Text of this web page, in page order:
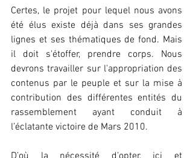
Certes, le projet pour lequel nous avons
été élus existe déjà dans ses grandes
lignes et ses thématiques de fond. Mais
il doit s'étoffer, prendre corps. Nous
devrons travailler sur l'appropriation des
contenus par le peuple et sur la mise à
contribution des différentes entités du
rassemblement ayant conduit à
l’éclatante victoire de Mars 2010.